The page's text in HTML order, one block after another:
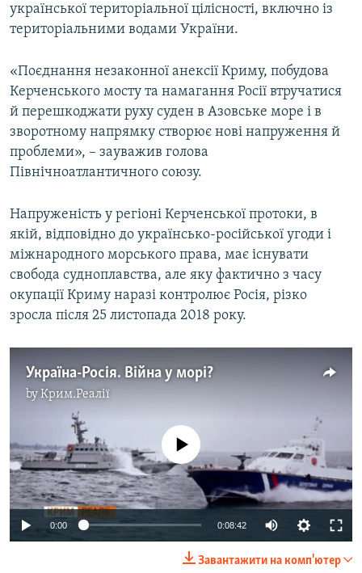
української територіальної цілісності, включно із
територіальними водами України.
«Поєднання незаконної анексії Криму, побудова
Керченського мосту та намагання Росії втручатися
й перешкоджати руху суден в Азовське море і в
зворотному напрямку створює нові напруження й
проблеми», – зауважив голова
Північноатлантичного союзу.
Напруженість у регіоні Керченської протоки, в
якій, відповідно до українсько-російської угоди і
міжнародного морського права, має існувати
свобода судноплавства, але яку фактично з часу
окупації Криму наразі контролює Росія, різко
зросла після 25 листопада 2018 року.
Україна-Росія. Війна у морі?
byКрим.Реалії
No media source currently available
0:00 0:08:42
Завантажити на комп'ютер